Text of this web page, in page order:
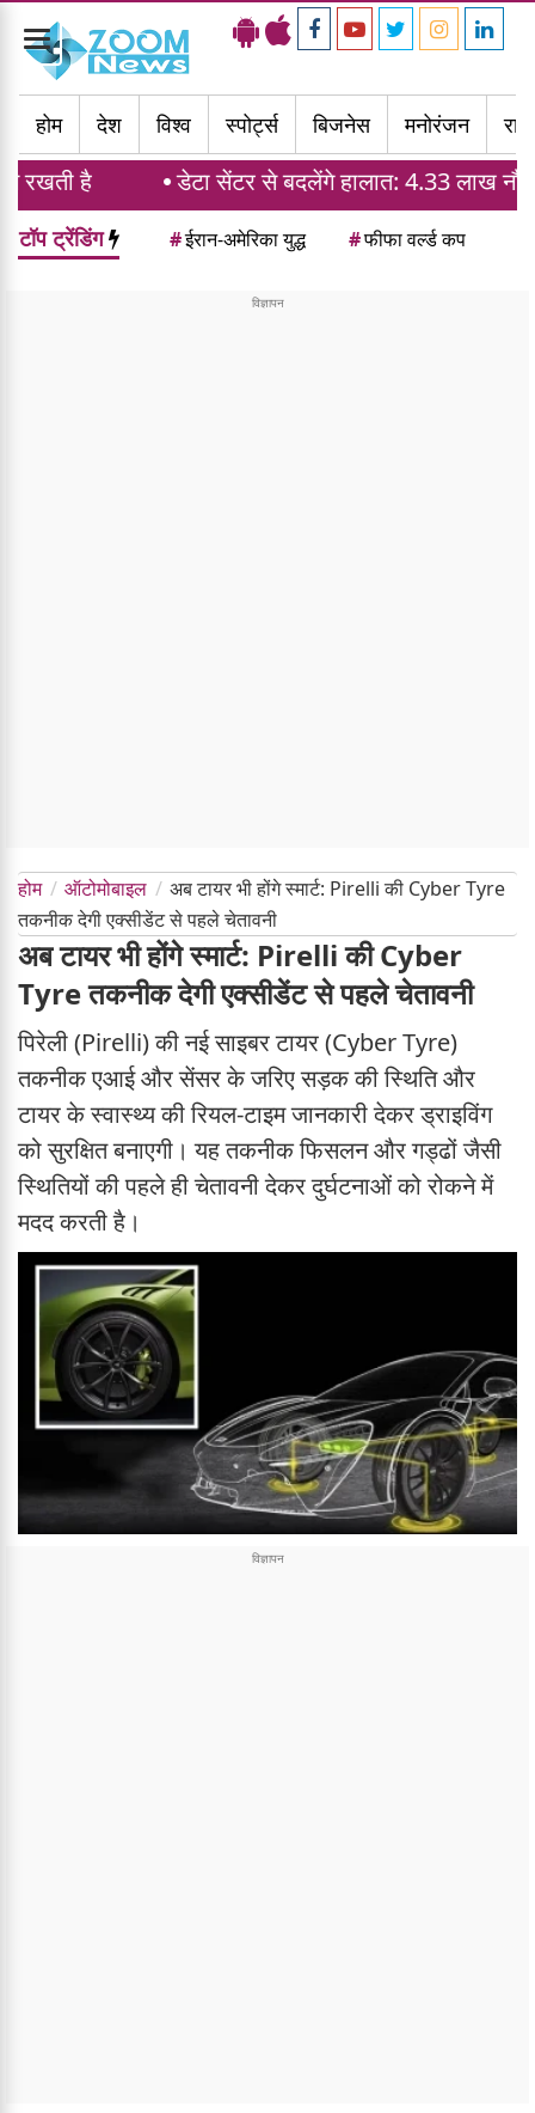
Toggle
navigation
होम
देश विश्व स्पोर्ट्स बिजनेस मनोरंजन
है डेटा सेंटर से बदलेंगे हालात: 4.33 लाख नौकरियां
टॉप ट्रेंडिंग #ईरान-अमेरिका युद्ध #फीफा वर्ल्ड कप
होम ऑटोमोबाइल
अब टायर भी होंगे स्मार्ट: Pirelli की Cyber Tyre
तकनीक देगी एक्सीडेंट से पहले चेतावनी
अब टायर भी होंगे स्मार्ट: Pirelli की Cyber
Tyre तकनीक देगी एक्सीडेंट से पहले चेतावनी
पिरेली (Pirelli) की नई साइबर टायर (Cyber Tyre)
तकनीक एआई और सेंसर के जरिए सड़क की स्थिति और
टायर के स्वास्थ्य की रियल-टाइम जानकारी देकर ड्राइविंग
को सुरक्षित बनाएगी। यह तकनीक फिसलन और गड्ढों जैसी
स्थितियों की पहले ही चेतावनी देकर दुर्घटनाओं को रोकने में
मदद करती है।